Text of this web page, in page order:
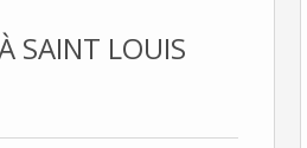
SAINT LOUIS